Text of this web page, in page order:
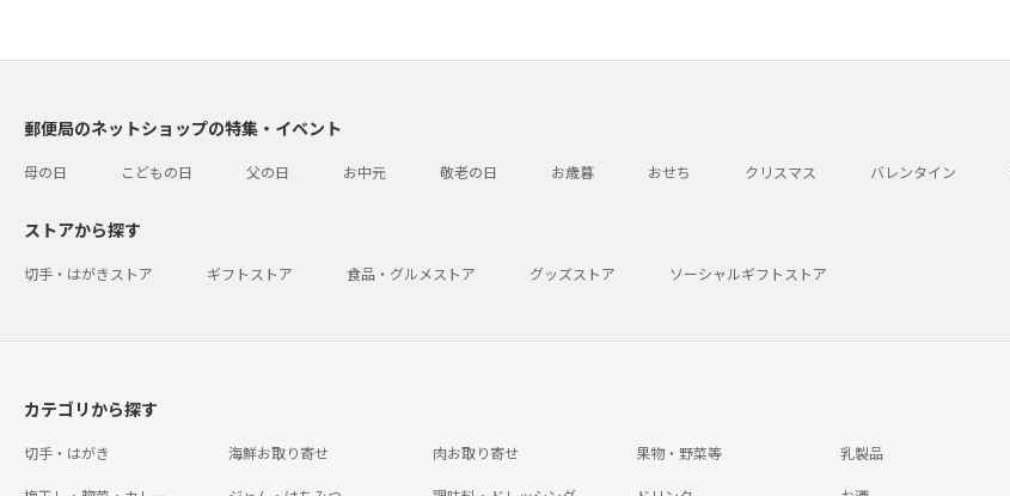
郵便局のネットショップの特集・イベント
母の日 こどもの日 父の日 お中元 敬老の日 お歳暮 おせち クリスマス バレンタイン
ストアから探す
切手・はがきストア ギフトストア 食品・グルメストア グッズストア ソーシャルギフトストア
カテゴリから探す
切手・はがき 海鮮お取り寄せ 肉お取り寄せ 果物・野菜等 乳製品